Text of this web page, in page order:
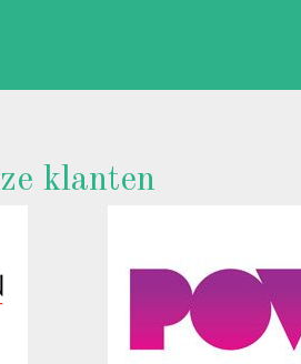
klanten